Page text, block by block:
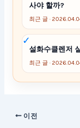
사야 할까?
최근 글 ·
설화수클렌저
최근 글 ·
이전